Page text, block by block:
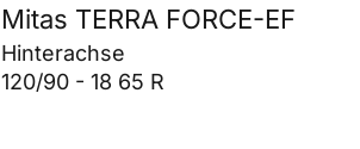
Mitas TERRA FORCE-EF
Hinterachse
120/90 - 18 65 R